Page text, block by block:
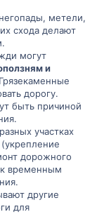
метели,
схода делают
могут
и
дорогу.
быть причиной
участках
дорожного
временным
другие
для